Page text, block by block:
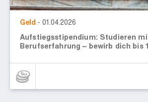
Geld - 01.04.2026
Aufstiegsstipendium: Studieren
Berufserfahrung – bewirb dich bis